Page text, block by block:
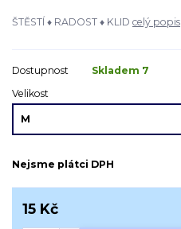
ŠTĚSTÍ ♦ RADOST ♦ KLID celý popis
Dostupnost
Skladem 7
Velikost
Nejsme plátci DPH
15 Kč